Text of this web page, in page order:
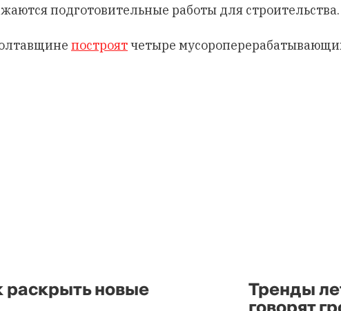
подготовительные работы для строительства.
построятчетыре
раскрыть новые Тренды